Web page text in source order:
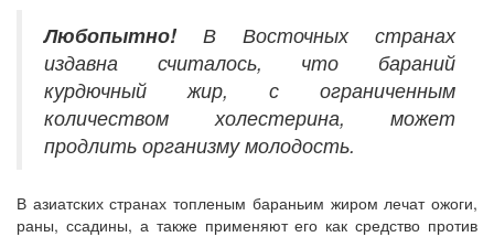
Любопытно!В Восточных странах
издавна считалось, что бараний
курдючный жир, с ограниченным
количеством холестерина, может
продлить организму молодость.
В азиатских странах топленым бараньим жиром лечат ожоги,
раны, ссадины, а также применяют его как средство против